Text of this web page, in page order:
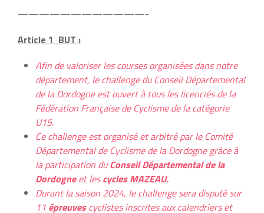
————————————-
Article 1 BUT :
Afin de valoriser les courses organisées dans notre
département, le challenge du Conseil Départemental
de la Dordogne est ouvert à tous les licenciés de la
Fédération Française de Cyclisme de la catégorie
U15.
Ce challenge est organisé et arbitré par le Comité
Départemental de Cyclisme de la Dordogne grâce à
la participation duConseil Départemental de la
Dordogneet lescycles MAZEAU.
Durant la saison 2024, le challenge sera disputé sur
11 épreuvescyclistes inscrites aux calendriers et